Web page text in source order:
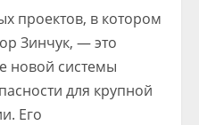
проектов, в котором
Зинчук, — это
новой системы
для крупной
Его